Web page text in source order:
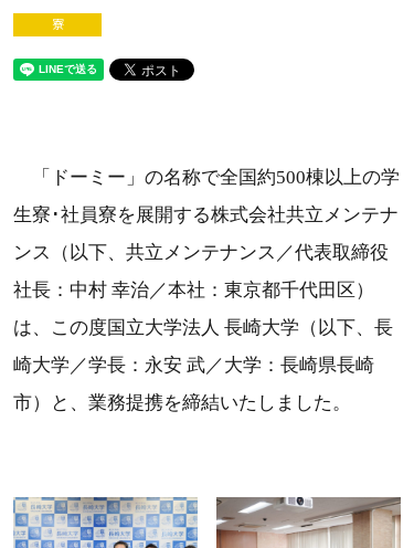
寮
「ドーミー」の名称で全国約500棟以上の学
生寮･社員寮を展開する株式会社共立メンテナ
ンス（以下、共立メンテナンス／代表取締役
社長：中村 幸治／本社：東京都千代田区）
は、この度国立大学法人 長崎大学（以下、長
崎大学／学長：永安 武／大学：長崎県長崎
市）と、業務提携を締結いたしました。